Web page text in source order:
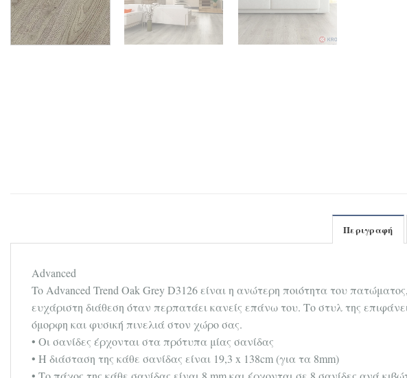
Περιγραφή
Advanced
To Advanced Trend Oak Grey D3126 είναι η ανώτερη ποιότητα του
ευχάριστη διάθεση όταν περπατάει κανείς επάνω του. Το στυλ της
όμορφη και φυσική πινελιά στον χώρο σας.
• Οι σανίδες έρχονται στα πρότυπα μίας σανίδας
• Η διάσταση της κάθε σανίδας είναι 19,3 x 138cm (για τα 8mm)